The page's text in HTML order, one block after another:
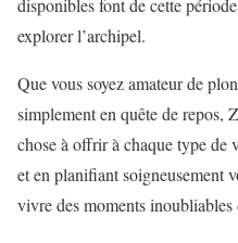
disponibles font de cette
explorer l’archipel.
Que vous soyez amateur de
simplement en quête de repos,
chose à offrir à chaque type de
et en planifiant soigneusement
vivre des moments